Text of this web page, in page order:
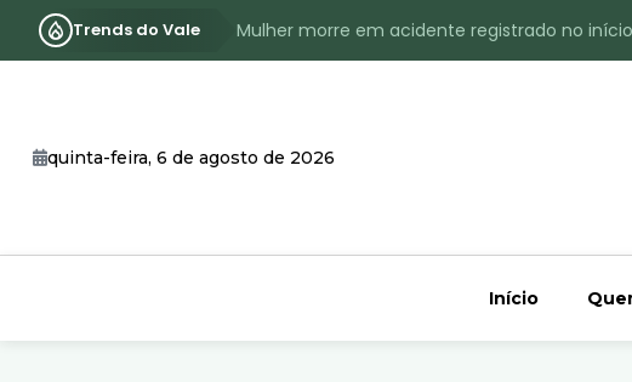
Trends do Vale
Mulher morre em acidente registrado no
Identificado o jovem assassinado no interior
quinta-feira, 6 de agosto de 2026
Início